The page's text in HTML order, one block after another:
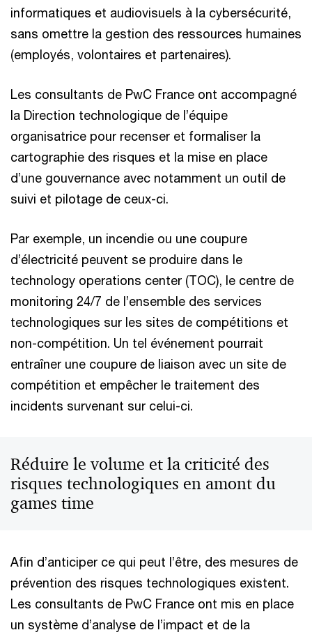
informatiques et audiovisuels à la cybersécurité,
sans omettre la gestion des ressources humaines
(employés, volontaires et partenaires).
Les consultants de PwC France ont accompagné
la Direction technologique de l’équipe
organisatrice pour recenser et formaliser la
cartographie des risques et la mise en place
d’une gouvernance avec notamment un outil de
suivi et pilotage de ceux-ci.
Par exemple, un incendie ou une coupure
d’électricité peuvent se produire dans le
technology operations center (TOC), le centre de
monitoring 24/7 de l’ensemble des services
technologiques sur les sites de compétitions et
non-compétition. Un tel événement pourrait
entraîner une coupure de liaison avec un site de
compétition et empêcher le traitement des
incidents survenant sur celui-ci.
Réduire le volume et la criticité des
risques technologiques en amont du
games time
Afin d’anticiper ce qui peut l’être, des mesures de
prévention des risques technologiques existent.
Les consultants de PwC France ont mis en place
un système d’analyse de l’impact et de la